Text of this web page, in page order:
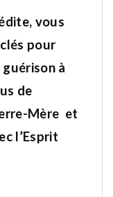
vous
pour
à
de
Mère et
l’Esprit